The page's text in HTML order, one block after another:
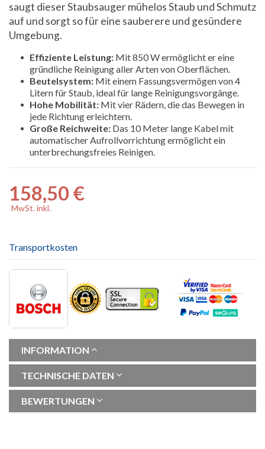
saugt dieser Staubsauger mühelos Staub und Schmutz
auf und sorgt so für eine sauberere und gesündere
Umgebung.
Effiziente Leistung: Mit 850 W ermöglicht er eine
gründliche Reinigung aller Arten von Oberflächen.
Beutelsystem: Mit einem Fassungsvermögen von 4
Litern für Staub, ideal für lange Reinigungsvorgänge.
Hohe Mobilität: Mit vier Rädern, die das Bewegen in
jede Richtung erleichtern.
Große Reichweite: Das 10 Meter lange Kabel mit
automatischer Aufrollvorrichtung ermöglicht ein
unterbrechungsfreies Reinigen.
158,50 €
MwSt. inkl.
Transportkosten
INFORMATION
TECHNISCHE DATEN
BEWERTUNGEN